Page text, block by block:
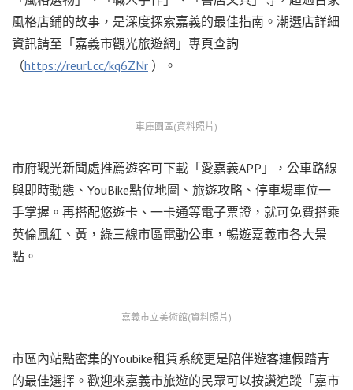
風格店鋪的故事，是深度探索嘉義的最佳指南。潮選店詳細
資訊請至「嘉義市觀光旅遊網」專頁查詢
（https://reurl.cc/kq6ZNr ）。
車庫園區(資料照片)
市府觀光新聞處推薦遊客可下載「愛嘉義APP」，公車路線
與即時動態、YouBike點位地圖、旅遊攻略、停車場車位一
手掌握。再搭配悠遊卡、一卡通等電子票證，就可免費搭乘
英倫風紅、黃，綠三線市區電動公車，暢遊嘉義市各大景
點。
嘉義市立美術館(資料照片)
市區內站點密集的Youbike租賃系統更是陪伴遊客連假踏青
的最佳選擇。歡迎來嘉義市旅遊的民眾可以按讚追蹤「嘉市